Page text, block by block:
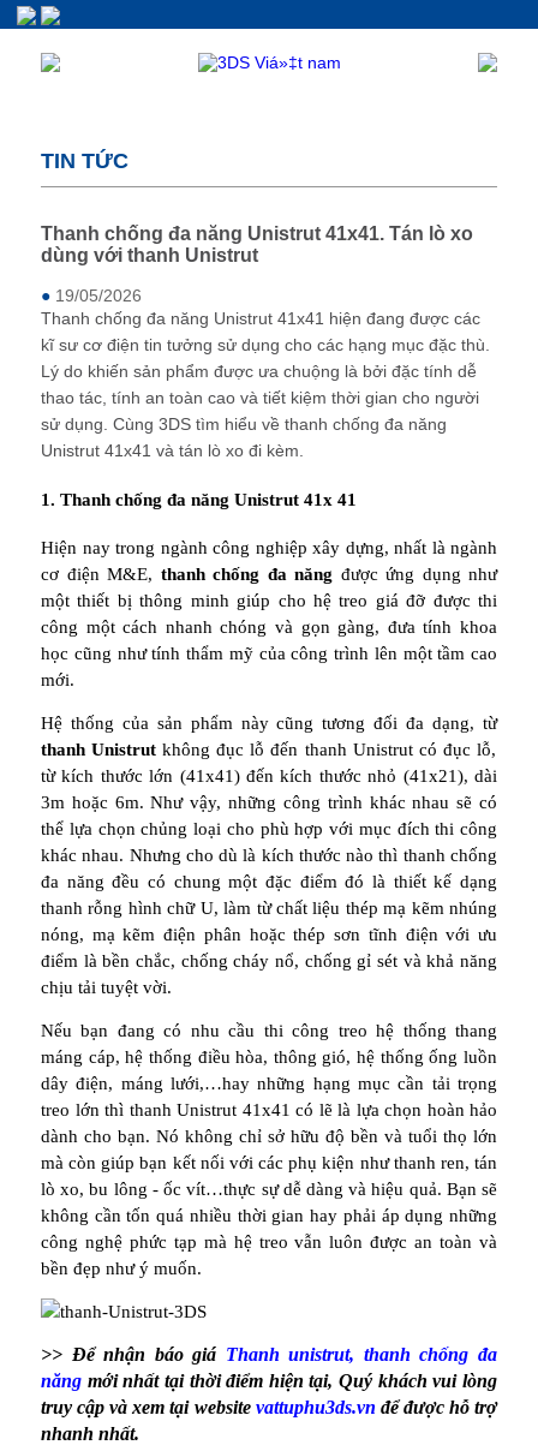
TIN TỨC
Thanh chống đa năng Unistrut 41x41. Tán lò xo
dùng với thanh Unistrut
● 19/05/2026
Thanh chống đa năng Unistrut 41x41 hiện đang được các
kĩ sư cơ điện tin tưởng sử dụng cho các hạng mục đặc thù.
Lý do khiến sản phẩm được ưa chuộng là bởi đặc tính dễ
thao tác, tính an toàn cao và tiết kiệm thời gian cho người
sử dụng. Cùng 3DS tìm hiểu về thanh chống đa năng
Unistrut 41x41 và tán lò xo đi kèm.
1. Thanh chống đa năng Unistrut 41x 41
Hiện nay trong ngành công nghiệp xây dựng, nhất là ngành
cơ điện M&E, thanh chống đa năng được ứng dụng như
một thiết bị thông minh giúp cho hệ treo giá đỡ được thi
công một cách nhanh chóng và gọn gàng, đưa tính khoa
học cũng như tính thẩm mỹ của công trình lên một tầm cao
mới.
Hệ thống của sản phẩm này cũng tương đối đa dạng, từ
thanh Unistrut không đục lỗ đến thanh Unistrut có đục lỗ,
từ kích thước lớn (41x41) đến kích thước nhỏ (41x21), dài
3m hoặc 6m. Như vậy, những công trình khác nhau sẽ có
thể lựa chọn chủng loại cho phù hợp với mục đích thi công
khác nhau. Nhưng cho dù là kích thước nào thì thanh chống
đa năng đều có chung một đặc điểm đó là thiết kế dạng
thanh rỗng hình chữ U, làm từ chất liệu thép mạ kẽm nhúng
nóng, mạ kẽm điện phân hoặc thép sơn tĩnh điện với ưu
điểm là bền chắc, chống cháy nổ, chống gỉ sét và khả năng
chịu tải tuyệt vời.
Nếu bạn đang có nhu cầu thi công treo hệ thống thang
máng cáp, hệ thống điều hòa, thông gió, hệ thống ống luồn
dây điện, máng lưới,…hay những hạng mục cần tải trọng
treo lớn thì thanh Unistrut 41x41 có lẽ là lựa chọn hoàn hảo
dành cho bạn. Nó không chỉ sở hữu độ bền và tuổi thọ lớn
mà còn giúp bạn kết nối với các phụ kiện như thanh ren, tán
lò xo, bu lông - ốc vít…thực sự dễ dàng và hiệu quả. Bạn sẽ
không cần tốn quá nhiều thời gian hay phải áp dụng những
công nghệ phức tạp mà hệ treo vẫn luôn được an toàn và
bền đẹp như ý muốn.
>> Để nhận báo giá Thanh unistrut, thanh chống đa
năng mới nhất tại thời điểm hiện tại, Quý khách vui lòng
truy cập và xem tại website vattuphu3ds.vn để được hỗ trợ
nhanh nhất.